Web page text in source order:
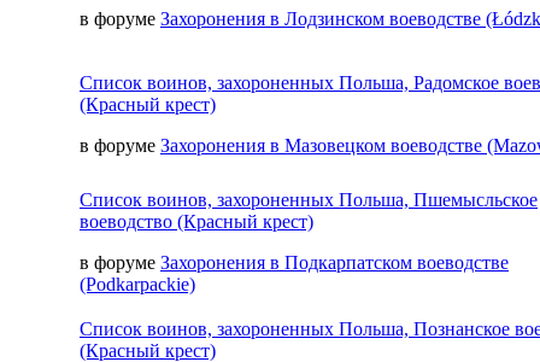
в форуме Захоронения в Лодзинском воеводстве
Список воинов, захороненных Польша, Радомское
(Красный крест)
в форуме Захоронения в Мазовецком воеводстве
Список воинов, захороненных Польша, Пшемысльское
воеводство (Красный крест)
в форуме Захоронения в Подкарпатском воеводстве
(Podkarpackie)
Список воинов, захороненных Польша, Познанское
(Красный крест)